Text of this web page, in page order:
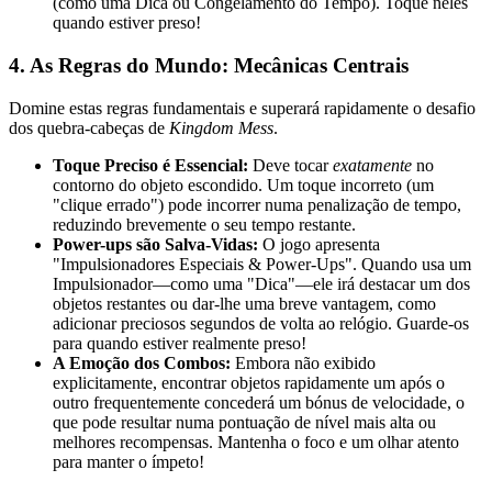
quando estiver preso!
4. As Regras do Mundo: Mecânicas Centrais
Domine estas regras fundamentais e superará rapidamente o desafio
dos quebra-cabeças de Kingdom Mess.
Toque Preciso é Essencial: Deve tocarexatamente no
contorno do objeto escondido. Um toque incorreto (um
"clique errado") pode incorrer numa penalização de tempo,
reduzindo brevemente o seu tempo restante.
Power-ups são Salva-Vidas: O jogo apresenta
"Impulsionadores Especiais & Power-Ups". Quando usa um
Impulsionador—como uma "Dica"—ele irá destacar um dos
objetos restantes ou dar-lhe uma breve vantagem, como
adicionar preciosos segundos de volta ao relógio. Guarde-os
para quando estiver realmente preso!
A Emoção dos Combos: Embora não exibido
explicitamente, encontrar objetos rapidamente um após o
outro frequentemente concederá um bónus de velocidade, o
que pode resultar numa pontuação de nível mais alta ou
melhores recompensas. Mantenha o foco e um olhar atento
para manter o ímpeto!